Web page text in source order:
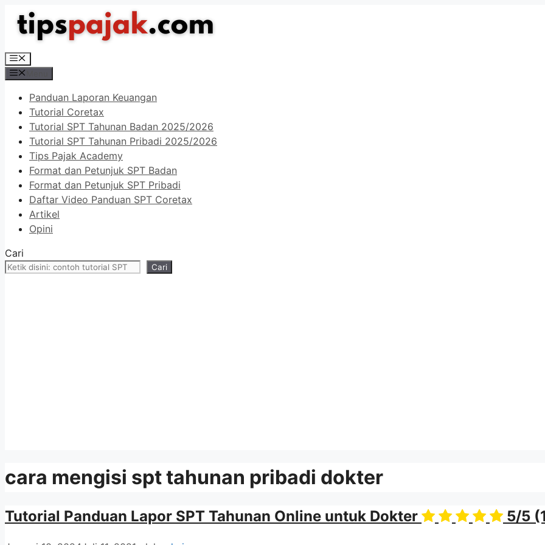
Langsung
Menu
Panduan Laporan Keuangan
Tutorial Coretax
Tutorial SPT Tahunan Badan 2025/2026
Tutorial SPT Tahunan Pribadi 2025/2026
Tips Pajak Academy
Format dan Petunjuk SPT Badan
Format dan Petunjuk SPT Pribadi
Daftar Video Panduan SPT Coretax
Artikel
Opini
Cari
Cari
cara mengisi spt tahunan pribadi dokter
Tutorial Panduan Lapor SPT Tahunan Online untuk Dokter 5/5